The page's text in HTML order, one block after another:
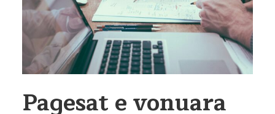
Pagesat e vonuara